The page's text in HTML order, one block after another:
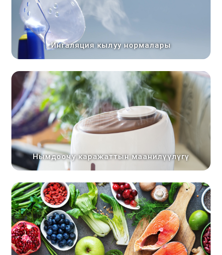
Ингаляция кылуу нормалары
Нымдоочу каражаттын маанилүүлүгү